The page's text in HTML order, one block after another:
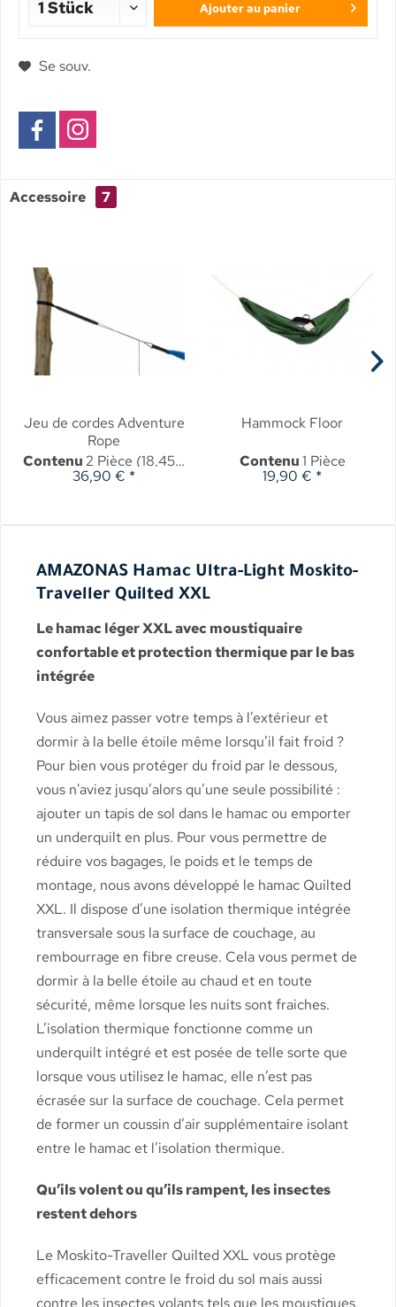
Ajouter au panier
Se souv.
Accessoire 7
Jeu de cordes Adventure
Rope
Contenu2 Pièce (18,45 € * / 1 Pièce)
36,90 € *
Hammock Floor
Contenu1 Pièce
19,90 € *
AMAZONAS Hamac Ultra-Light Moskito-
Traveller Quilted XXL
Le hamac léger XXL avec moustiquaire
confortable et protection thermique par le bas
intégrée
Vous aimez passer votre temps à l’extérieur et
dormir à la belle étoile même lorsqu’il fait froid ?
Pour bien vous protéger du froid par le dessous,
vous n'aviez jusqu’alors qu’une seule possibilité :
ajouter un tapis de sol dans le hamac ou emporter
un underquilt en plus. Pour vous permettre de
réduire vos bagages, le poids et le temps de
montage, nous avons développé le hamac Quilted
XXL. Il dispose d’une isolation thermique intégrée
transversale sous la surface de couchage, au
rembourrage en fibre creuse. Cela vous permet de
dormir à la belle étoile au chaud et en toute
sécurité, même lorsque les nuits sont fraiches.
L’isolation thermique fonctionne comme un
underquilt intégré et est posée de telle sorte que
lorsque vous utilisez le hamac, elle n’est pas
écrasée sur la surface de couchage. Cela permet
de former un coussin d’air supplémentaire isolant
entre le hamac et l’isolation thermique.
Qu’ils volent ou qu’ils rampent, les insectes
restent dehors
Le Moskito-Traveller Quilted XXL vous protège
efficacement contre le froid du sol mais aussi
contre les insectes volants tels que les moustiques,